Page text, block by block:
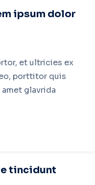
ipsum dolor
et ultricies ex
porttitor quis
glavrida
tincidunt